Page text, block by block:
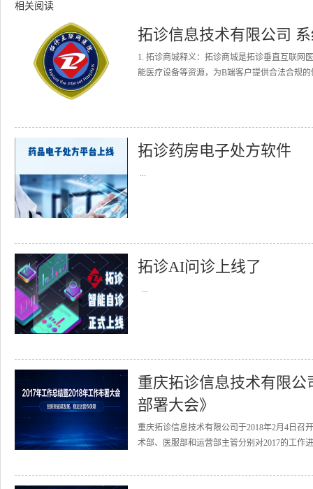
相关阅读
拓诊信息技术有限公司
1. 拓诊商城释义：拓诊商城是拓诊垂直互联网
能医疗设备等资源，为B端客户提供合法合规
拓诊药房电子处方软件
...
拓诊AI问诊上线了
...
重庆拓诊信息技术有限公
部署大会》
重庆拓诊信息技术有限公司于2018年2月4日召
术部、医服部和运营部主管分别对2017的工作